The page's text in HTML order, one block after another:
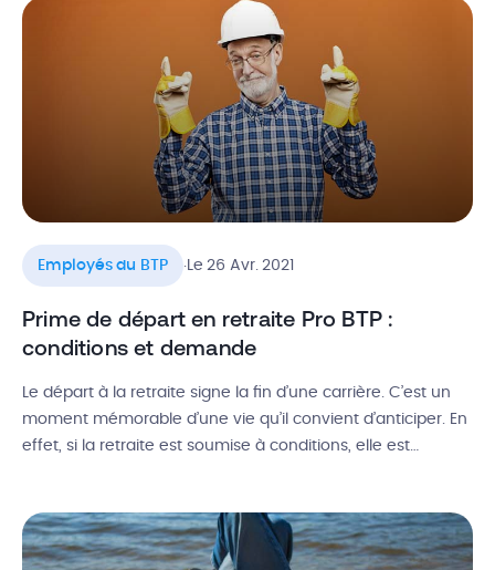
en tant qu’entreprise. Alors, comment ça fonctionne ?
Employés du BTP . Le 26 Avr. 2021
Prime de départ en retraite Pro BTP :
conditions et demande
Le départ à la retraite signe la fin d’une carrière. C’est un
moment mémorable d’une vie qu’il convient d’anticiper. En
effet, si la retraite est soumise à conditions, elle est
qu’en tant que salarié du bâtiment, […]